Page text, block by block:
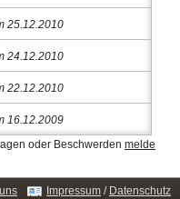
25.12.2010
24.12.2010
22.12.2010
16.12.2009
oder Beschwerden melde
Impressum / Datenschutz